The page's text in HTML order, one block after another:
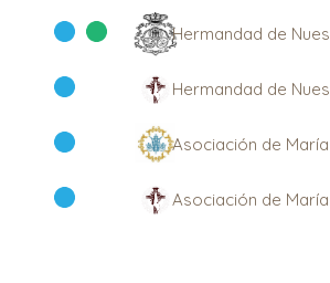
Hermandad de
Hermandad de
Asociación de
Asociación de